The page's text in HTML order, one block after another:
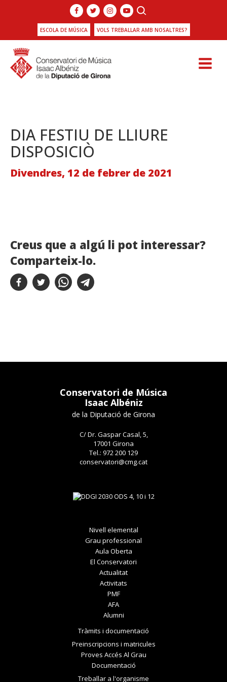
ESCOLA DE MÚSICA VOLS TREBALLAR AMB NOSALTRES?
DIA FESTIU DE LLIURE
DISPOSICIÒ
Divendres, 12 de febrer de 2021
Creus que a algú li pot interessar?
Comparteix-lo.
Conservatori de Música
Isaac Albéniz
de la Diputació de Girona
C/ Dr. Gaspar Casal, 5,
17001 Girona
Tel.: 972 200 129
conservatori@cmg.cat
Nivell elemental
Grau professional
Aula Oberta
El Conservatori
Actualitat
Activitats
PMF
AFA
Alumni
Tràmits i documentació
Preinscripcions i matricules
Proves Accés Al Grau
Documentació
Treballar a l'organisme